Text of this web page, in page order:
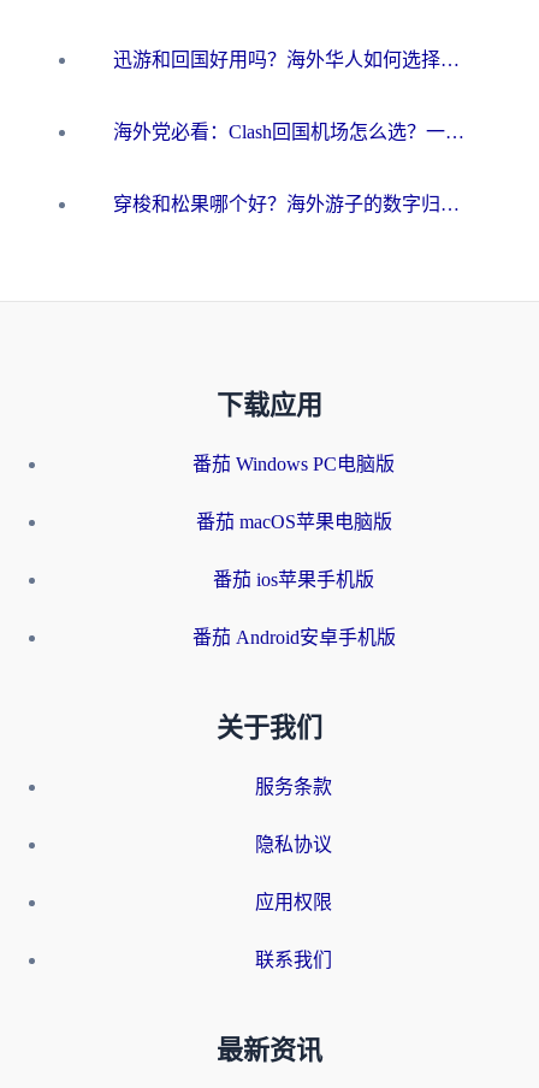
迅游和回国好用吗？海外华人如何选择靠谱的回国加速器
海外党必看：Clash回国机场怎么选？一篇搞定无缝访问国内资源的全攻略
穿梭和松果哪个好？海外游子的数字归乡路，到底该怎么选
下载应用
番茄 Windows PC电脑版
番茄 macOS苹果电脑版
番茄 ios苹果手机版
番茄 Android安卓手机版
关于我们
服务条款
隐私协议
应用权限
联系我们
最新资讯